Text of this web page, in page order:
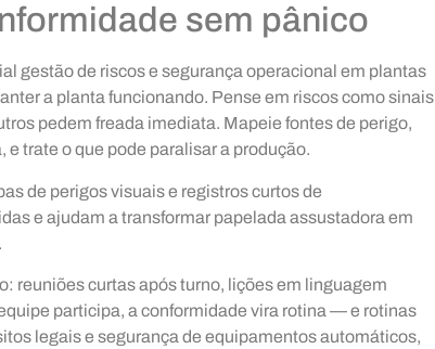
sem pânico
gestão de riscos e segurança operacional em plantas
a planta funcionando. Pense em riscos como sinais
pedem freada imediata. Mapeie fontes de perigo,
trate o que pode paralisar a produção.
de perigos visuais e registros curtos de
e ajudam a transformar papelada assustadora em
reuniões curtas após turno, lições em linguagem
participa, a conformidade vira rotina — e rotinas
legais e segurança de equipamentos automáticos,